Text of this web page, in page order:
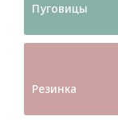
Пуговицы
Резинка